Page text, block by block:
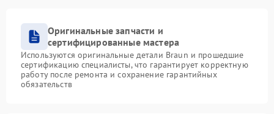
Оригинальные запчасти и
сертифицированные мастера
Используются оригинальные детали Braun и прошедшие
сертификацию специалисты, что гарантирует корректную
работу после ремонта и сохранение гарантийных
обязательств